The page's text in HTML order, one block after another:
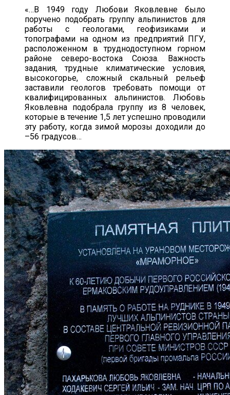
«…В 1949 году Любови Яковлевне было
поручено подобрать группу альпинистов для
работы с геологами, геофизиками и
топографами на одном из предприятий ПГУ,
расположенном в труднодоступном горном
районе северо-востока Союза. Важность
задания, трудные климатические условия,
высокогорье, сложный скальный рельеф
заставили геологов требовать помощи от
квалифицированных альпинистов. Любовь
Яковлевна подобрала группу из 8 человек,
которые в течение 1,5 лет успешно проводили
эту работу, когда зимой морозы доходили до
–56 градусов…